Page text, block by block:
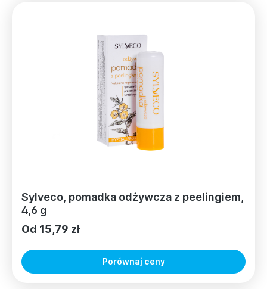
Sylveco, pomadka odżywcza z peelingiem,
4,6 g
Od 15,79 zł
Porównaj ceny